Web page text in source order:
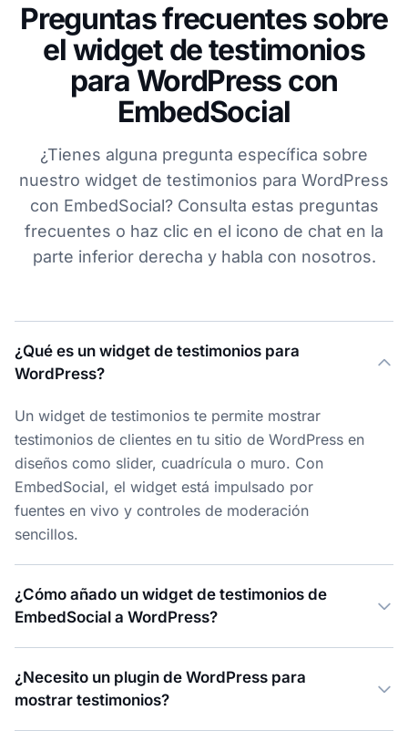
Preguntas frecuentes sobre
el widget de testimonios
para WordPress con
EmbedSocial
¿Tienes alguna pregunta específica sobre
nuestro widget de testimonios para WordPress
con EmbedSocial? Consulta estas preguntas
frecuentes o haz clic en el icono de chat en la
parte inferior derecha y habla con nosotros.
¿Qué es un widget de testimonios para
WordPress?
Un widget de testimonios te permite mostrar
testimonios de clientes en tu sitio de WordPress en
diseños como slider, cuadrícula o muro. Con
EmbedSocial, el widget está impulsado por
fuentes en vivo y controles de moderación
sencillos.
¿Cómo añado un widget de testimonios de
EmbedSocial a WordPress?
¿Necesito un plugin de WordPress para
mostrar testimonios?